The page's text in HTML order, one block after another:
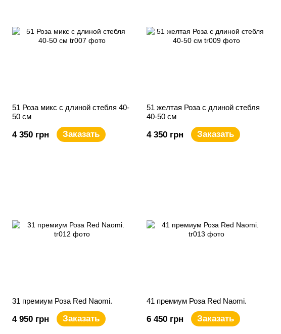
51 Роза микс с длиной стебля 40-
50 см
4 350 грн Заказать
51 желтая Роза с длиной стебля
40-50 см
4 350 грн Заказать
31 премиум Роза Red Naomi.
4 950 грн Заказать
41 премиум Роза Red Naomi.
6 450 грн Заказать